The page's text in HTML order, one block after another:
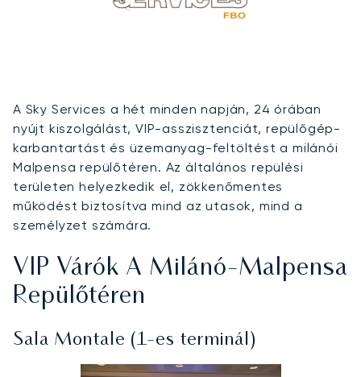
A Sky Services a hét minden napján, 24 órában
nyújt kiszolgálást, VIP-asszisztenciát, repülőgép-
karbantartást és üzemanyag-feltöltést a milánói
Malpensa repülőtéren. Az általános repülési
területen helyezkedik el, zökkenőmentes
működést biztosítva mind az utasok, mind a
személyzet számára.
VIP Várók A Milánó-Malpensa
Repülőtéren
Sala Montale (1-es terminál)